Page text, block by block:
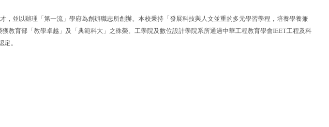
並以辦理「第一流」學府為創辦職志所創辦。本校秉持「發展科技與人文並重的多元學習學程，培養學養兼
教育部「教學卓越」及「典範科大」之殊榮。工學院及數位設計學院系所通過中華工程教育學會IEET工程及科
。